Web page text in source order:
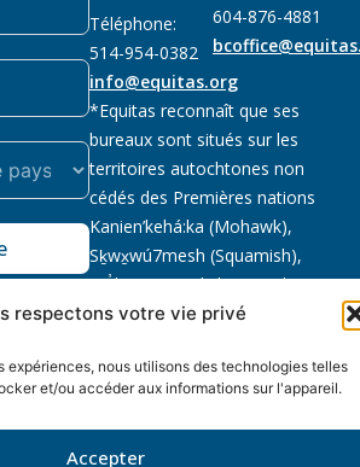
respectons votre vie privé
expériences, nous utilisons des technologies telles
et/ou accéder aux informations sur l'appareil.
Accepter
Téléphone:
514-954-0382
info@equitas.org
604-876-4881
*Equitas reconnaît que ses
bureaux sont situés sur les
territoires autochtones non
cédés des Premières nations
Kanien’kehá:ka (Mohawk),
Sḵwx̱wú7mesh (Squamish),
səl̓ilwətaɁɬ (Tsleil Waututh) et
xwməθkwəy̓əm (Musqueam).
de
2026 © Equitas – Tous
Phil